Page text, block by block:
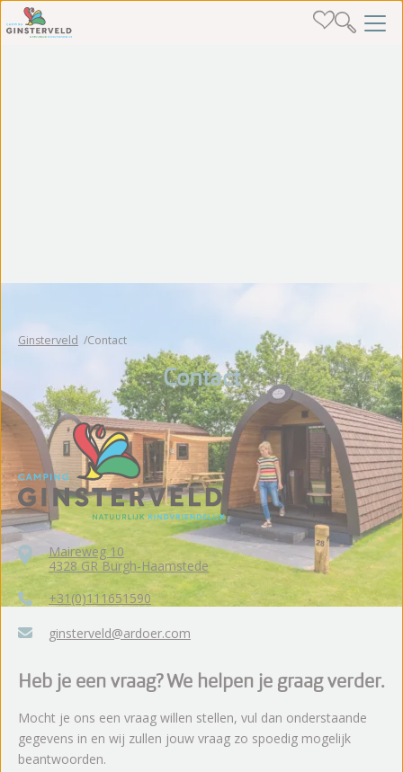
Ginsterveld Contact
Contact
Maireweg 10
4328 GR Burgh-Haamstede
+31(0)111651590
ginsterveld@ardoer.com
Heb je een vraag? We helpen je graag verder.
Mocht je ons een vraag willen stellen, vul dan onderstaande
gegevens in en wij zullen jouw vraag zo spoedig mogelijk
beantwoorden.